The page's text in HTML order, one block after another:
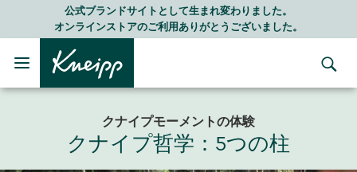
Skip to main content
Skip to footer contentLINE公式アカウントはこちら＞＞
随時最新情報をお届けします
クナイプモーメントの体験
クナイプ哲学：5つの柱